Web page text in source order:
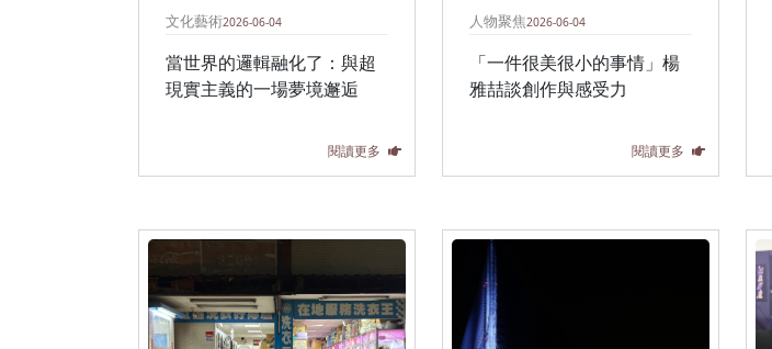
文化藝術2026-06-04
當世界的邏輯融化了：與超
現實主義的一場夢境邂逅
閱讀更多
人物聚焦2026-06-04
「一件很美很小的事情」楊
雅喆談創作與感受力
閱讀更多